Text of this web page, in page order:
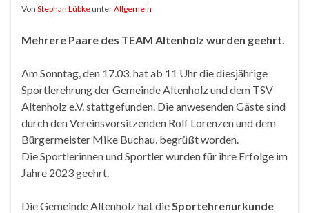
Von Stephan LübkeunterAllgemein
Mehrere Paare des TEAM Altenholz wurden geehrt.
Am Sonntag, den 17.03. hat ab 11 Uhr die diesjährige
Sportlerehrung der Gemeinde Altenholz und dem TSV
Altenholz e.V. stattgefunden. Die anwesenden Gäste sind
durch den Vereinsvorsitzenden Rolf Lorenzen und dem
Bürgermeister Mike Buchau, begrüßt worden.
Die Sportlerinnen und Sportler wurden für ihre Erfolge im
Jahre 2023 geehrt.
Die Gemeinde Altenholz hat dieSportehrenurkunde